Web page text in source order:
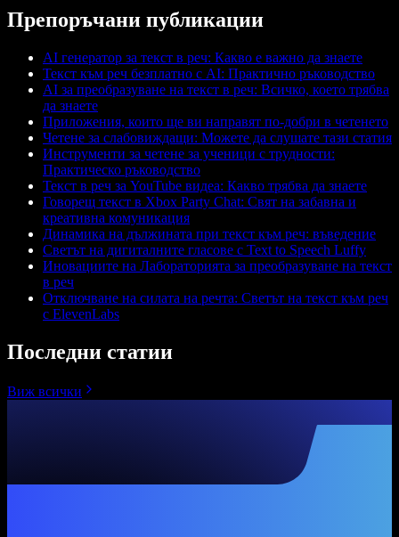
Препоръчани публикации
AI генератор за текст в реч: Какво е важно да знаете
Текст към реч безплатно с AI: Практично ръководство
AI за преобразуване на текст в реч: Всичко, което трябва
да знаете
Приложения, които ще ви направят по-добри в четенето
Четене за слабовиждащи: Можете да слушате тази статия
Инструменти за четене за ученици с трудности:
Практическо ръководство
Текст в реч за YouTube видеа: Какво трябва да знаете
Говорещ текст в Xbox Party Chat: Свят на забавна и
креативна комуникация
Динамика на дължината при текст към реч: въведение
Светът на дигиталните гласове с Text to Speech Luffy
Иновациите на Лабораторията за преобразуване на текст
в реч
Отключване на силата на речта: Светът на текст към реч
с ElevenLabs
Последни статии
Виж всички